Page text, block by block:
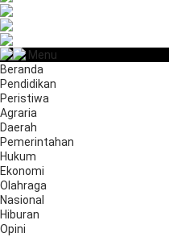
Menu
Beranda
Pendidikan
Peristiwa
Agraria
Daerah
Pemerintahan
Hukum
Ekonomi
Olahraga
Nasional
Hiburan
Opini